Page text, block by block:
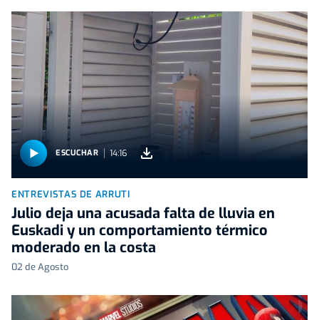
ESCUCHAR 14:16
ENTREVISTAS DE ARRUTI
Julio deja una acusada falta de lluvia en
Euskadi y un comportamiento térmico
moderado en la costa
02 de Agosto